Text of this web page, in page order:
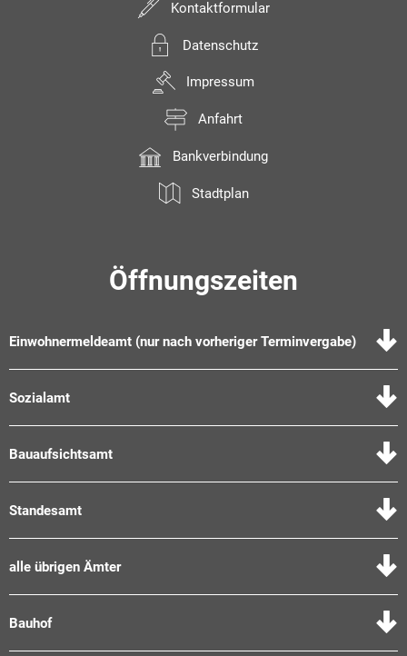
Kontaktformular
Datenschutz
Impressum
Anfahrt
Bankverbindung
Stadtplan
Öffnungszeiten
Einwohnermeldeamt (nur nach vorheriger Terminvergabe)
Sozialamt
Bauaufsichtsamt
Standesamt
alle übrigen Ämter
Bauhof